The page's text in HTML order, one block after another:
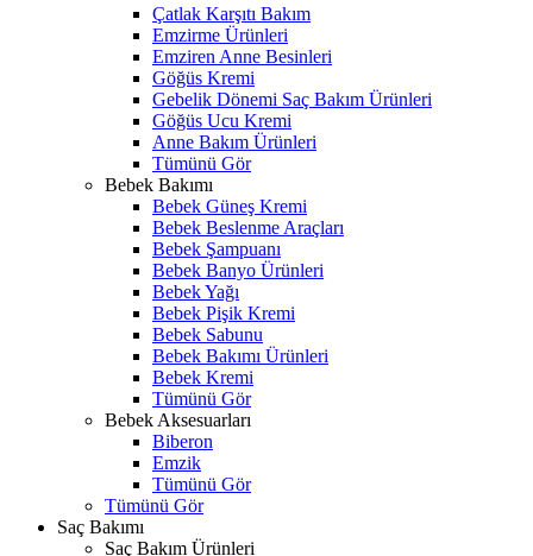
Çatlak Karşıtı Bakım
Emzirme Ürünleri
Emziren Anne Besinleri
Göğüs Kremi
Gebelik Dönemi Saç Bakım Ürünleri
Göğüs Ucu Kremi
Anne Bakım Ürünleri
Tümünü Gör
Bebek Bakımı
Bebek Güneş Kremi
Bebek Beslenme Araçları
Bebek Şampuanı
Bebek Banyo Ürünleri
Bebek Yağı
Bebek Pişik Kremi
Bebek Sabunu
Bebek Bakımı Ürünleri
Bebek Kremi
Tümünü Gör
Bebek Aksesuarları
Biberon
Emzik
Tümünü Gör
Tümünü Gör
Saç Bakımı
Saç Bakım Ürünleri